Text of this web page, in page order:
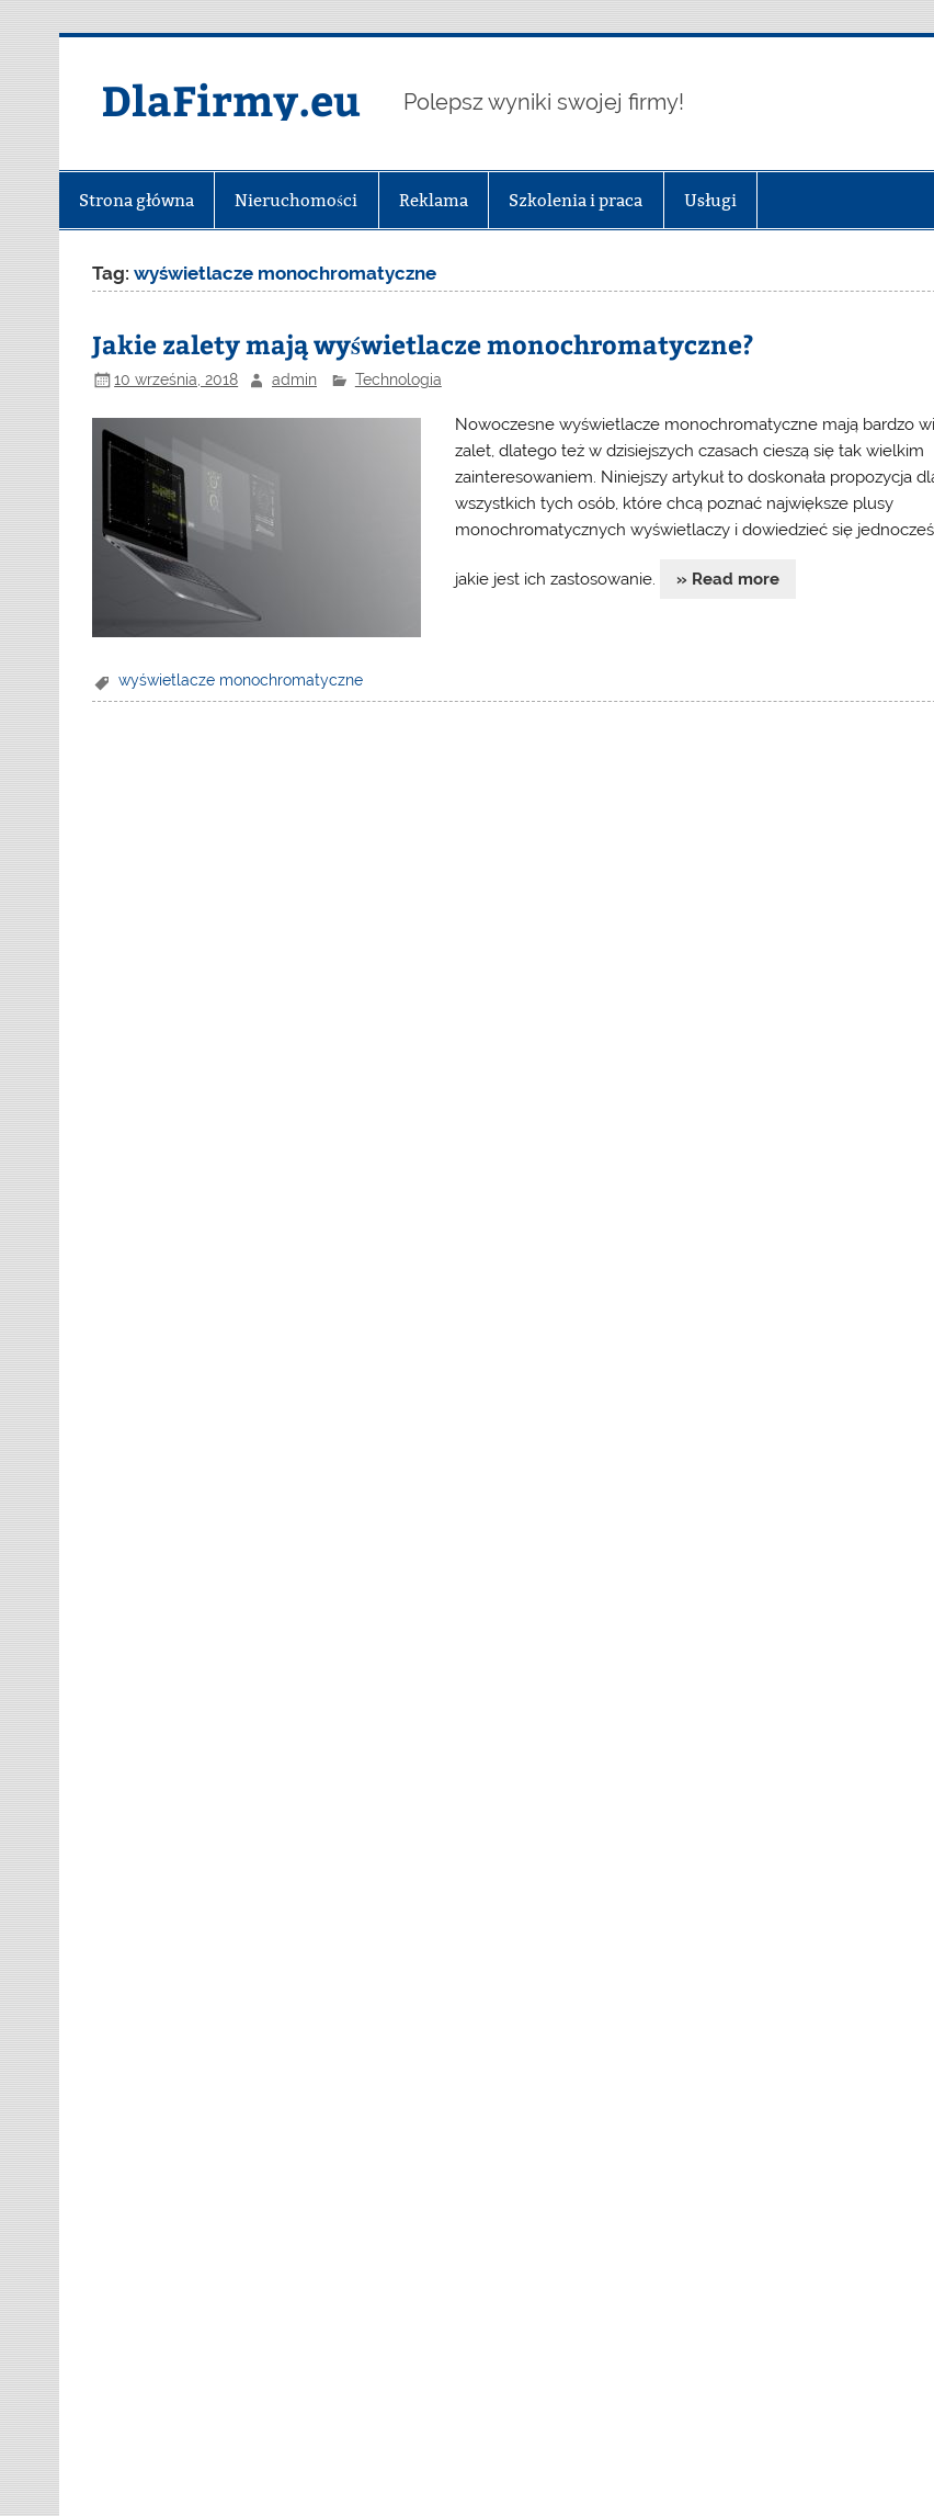
DlaFirmy.eu Polepsz wyniki swojej firmy!
Strona główna Nieruchomości Reklama Szkolenia i praca Usługi
Tag:wyświetlacze monochromatyczne
Jakie zalety mają wyświetlacze monochromatyczne?
10 września, 2018 admin Technologia
Nowoczesne wyświetlacze monochromatyczne mają bardzo
zalet, dlatego też w dzisiejszych czasach cieszą się tak wielkim
zainteresowaniem. Niniejszy artykuł to doskonała propozycja
wszystkich tych osób, które chcą poznać największe plusy
monochromatycznych wyświetlaczy i dowiedzieć się
jakie jest ich zastosowanie. » Read more
wyświetlacze monochromatyczne